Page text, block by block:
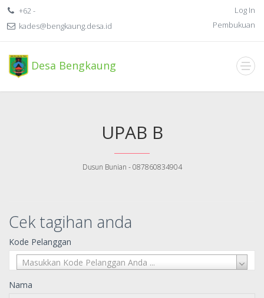
+62 -
kades@bengkaung.desa.id
Log In
Pembukuan
Desa Bengkaung
UPAB B
Dusun Bunian - 087860834904
Cek tagihan anda
Kode Pelanggan
Masukkan Kode Pelanggan Anda ...
Nama